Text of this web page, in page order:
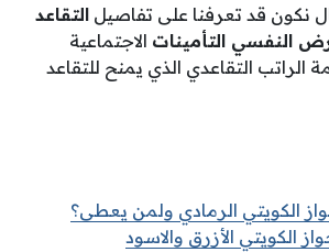
نكون قد تعرفنا على تفاصيل التقاعد
النفسي التأمينات الاجتماعية
الراتب التقاعدي الذي يمنح للتقاعد
الكويتي الرمادي ولمن يعطى؟
الكويتي الأزرق والاسود